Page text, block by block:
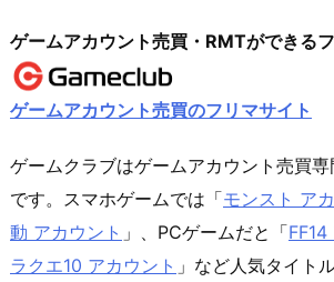
ゲームアカウント売買・RMTができる
ゲームアカウント売買のフリマサイト
ゲームクラブはゲームアカウント売買専
です。スマホゲームでは「モンスト ア
動 アカウント 」、PCゲームだと「FF14
ラクエ10 アカウント 」など人気タイト